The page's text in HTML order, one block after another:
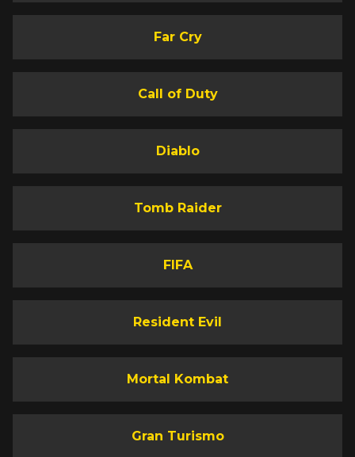
Far Cry
Call of Duty
Diablo
Tomb Raider
FIFA
Resident Evil
Mortal Kombat
Gran Turismo